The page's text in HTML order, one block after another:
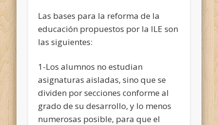
Las bases para la reforma de la
educación propuestos por la ILE son
las siguientes:
1-Los alumnos no estudian
asignaturas aisladas, sino que se
dividen por secciones conforme al
grado de su desarrollo, y lo menos
numerosas posible, para que el